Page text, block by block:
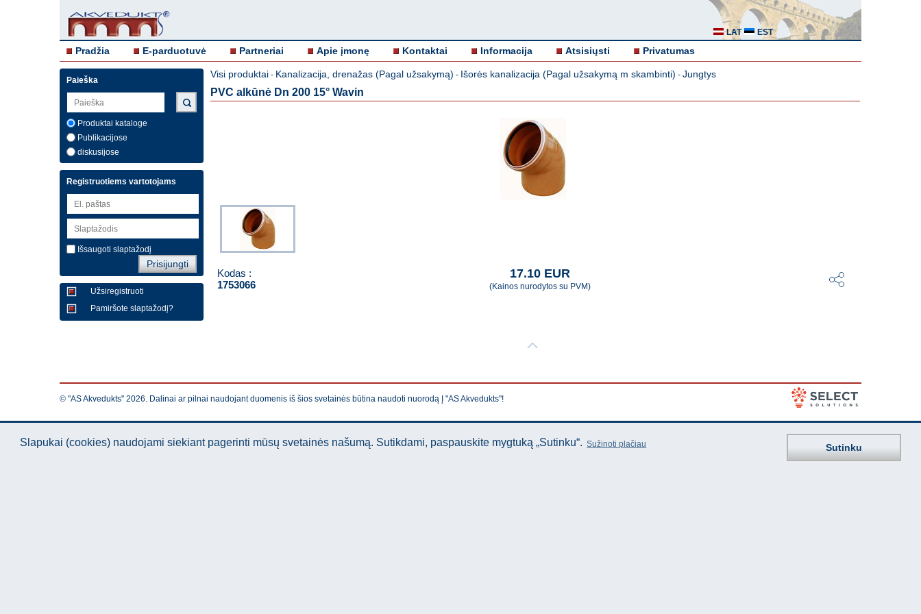
LAT EST
Pradžia E-parduotuvė Partneriai Apie įmonę Kontaktai Informacija Atsisiųsti Privatumas
Paieška
Produktai kataloge
Publikacijose
diskusijose
Registruotiems vartotojams
Išsaugoti slaptažodį
Užsiregistruoti
Pamiršote slaptažodį?
Visi produktai - Kanalizacija, drenažas (Pagal užsakymą) - Išorės kanalizacija (Pagal užsakymą m skambinti) - Jungtys
PVC alkūnė Dn 200 15° Wavin
Kodas :
1753066
17.10 EUR
(Kainos nurodytos su PVM)
© "AS Akvedukts" 2026. Dalinai ar pilnai naudojant duomenis iš šios svetainės būtina naudoti nuorodą Į "AS Akvedukts"!
Slapukai (cookies) naudojami siekiant pagerinti mūsų svetainės našumą. Sutikdami, paspauskite mygtuką „Sutinku“. Sužinoti plačiau Sutinku